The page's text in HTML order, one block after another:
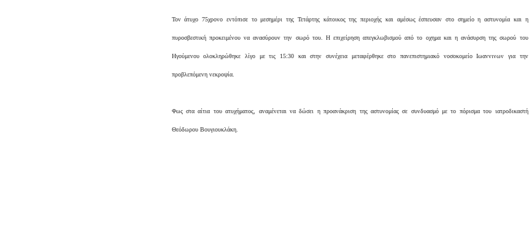
Τον άτυχο 75χρονο εντόπισε το μεσημέρι της Τετάρτης κάτοικος της περιοχής και αμέσως έσπευσαν στο σημείο η αστυνομία και η
πυροσβεστική προκειμένου να ανασύρουν την σωρό του. Η επιχείρηση απεγκλωβισμού από το οχημα και η ανάσυρση της σωρού του
Ηγούμενου ολοκληρώθηκε λίγο με τις 15:30 και στην συνέχεια μεταφέρθηκε στο πανεπιστημιακό νοσοκομείο Ιωαννινων για την
προβλεπόμενη νεκροψία.
Φως στα αίτια του ατυχήματος, αναμένεται να δώσει η προανάκριση της αστυνομίας σε συνδυασμό με το πόρισμα του ιατροδικαστή
Θεόδωρου Βουγιουκλάκη.